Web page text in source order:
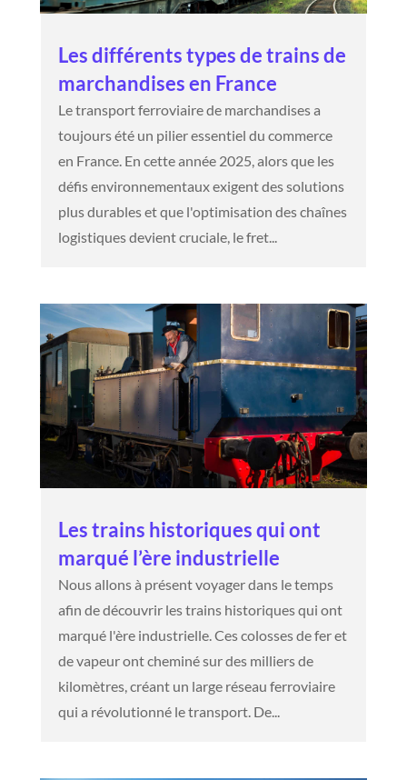
Les différents types de trains de
marchandises en France
Le transport ferroviaire de marchandises a
toujours été un pilier essentiel du commerce
en France. En cette année 2025, alors que les
défis environnementaux exigent des solutions
plus durables et que l'optimisation des chaînes
logistiques devient cruciale, le fret...
Les trains historiques qui ont
marqué l’ère industrielle
Nous allons à présent voyager dans le temps
afin de découvrir les trains historiques qui ont
marqué l'ère industrielle. Ces colosses de fer et
de vapeur ont cheminé sur des milliers de
kilomètres, créant un large réseau ferroviaire
qui a révolutionné le transport. De...